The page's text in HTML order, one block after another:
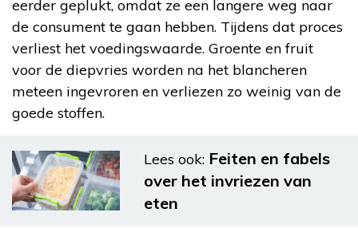
eerder geplukt, omdat ze een langere weg naar
de consument te gaan hebben. Tijdens dat proces
verliest het voedingswaarde. Groente en fruit
voor de diepvries worden na het blancheren
meteen ingevroren en verliezen zo weinig van de
goede stoffen.
Lees ook: Feiten en fabels
over het invriezen van
eten